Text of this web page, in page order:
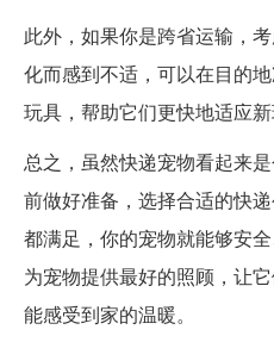
此外，如果你是跨省运输，
化而感到不适，可以在目的
玩具，帮助它们更快地适应新
总之，虽然快递宠物看起来
前做好准备，选择合适的快
都满足，你的宠物就能够安
为宠物提供最好的照顾，让
能感受到家的温暖。